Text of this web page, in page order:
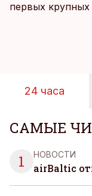
первых
24 часа
САМЫЕ
1
НОВОСТИ
airBaltic